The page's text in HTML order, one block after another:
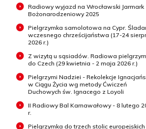
Radiowy wyjazd na Wrocławski Jarmark
Bożonarodzeniowy 2025
Pielgrzymka samolotowa na Cypr.
wczesnego chrześcijaństwa (17-24
2026 r.)
Z wizytą u sąsiadów. Radiowa
do Czech (29 kwietnia - 2 maja 2026 r.)
Pielgrzymi Nadziei - Rekolekcje
w Ciągu Życia wg metody Ćwiczeń
Duchowych św. Ignacego z Loyoli
II Radiowy Bal Karnawałowy - 8 lutego
r.
Pielgrzymka do trzech stolic